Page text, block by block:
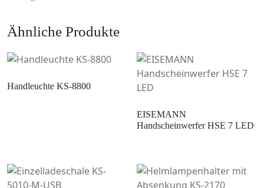
Ähnliche Produkte
Handleuchte KS-8800
EISEMANN
Handscheinwerfer HSE 7 LED